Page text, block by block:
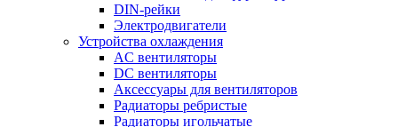
DIN-рейки
Электродвигатели
Устройства охлаждения
AC вентиляторы
DC вентиляторы
Аксессуары для вентиляторов
Радиаторы ребристые
Радиаторы игольчатые